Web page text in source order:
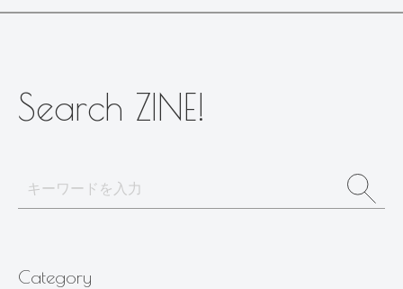
Search ZINE!
Category